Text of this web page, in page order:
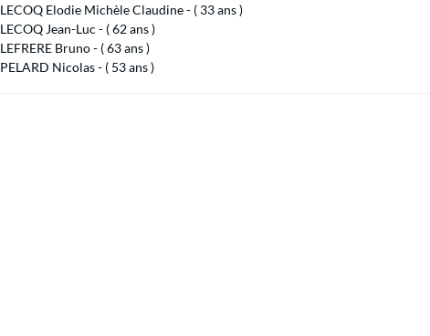
LECOQ Elodie Michèle Claudine - ( 33 ans )
LECOQ Jean-Luc - ( 62 ans )
LEFRERE Bruno - ( 63 ans )
PELARD Nicolas - ( 53 ans )